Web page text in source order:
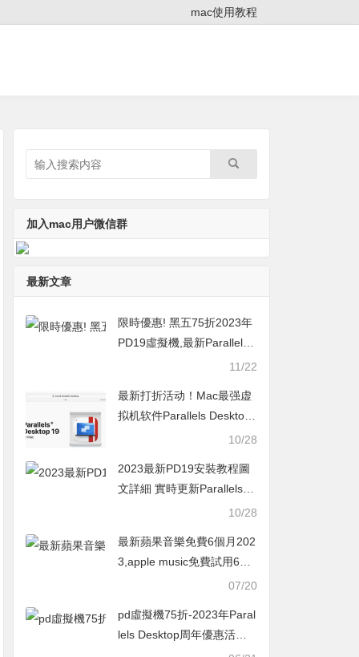
mac使用教程
加入mac用户微信群
最新文章
限時優惠! 黑五75折2023年
PD19虛擬機,最新Parallels
11/22
最新打折活动！Mac最强虚
拟机软件Parallels Desktop
19 学生优惠+9折新人活动
10/28
2023最新PD19安裝教程圖
文詳細 實時更新Parallels D
esktop19購買優惠50%起10/28
最新蘋果音樂免費6個月202
3,apple music免費試用6個
07/20
pd虛擬機75折-2023年Paral
lels Desktop周年優惠活動